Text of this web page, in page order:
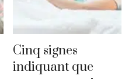
Cinq signes
indiquant que